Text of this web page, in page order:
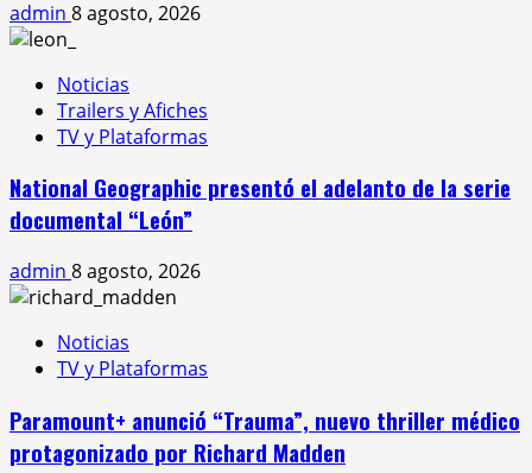
admin 8 agosto, 2026
Noticias
Trailers y Afiches
TV y Plataformas
National Geographic presentó el adelanto de la serie
documental “León”
admin 8 agosto, 2026
Noticias
TV y Plataformas
Paramount+ anunció “Trauma”, nuevo thriller médico
protagonizado por Richard Madden